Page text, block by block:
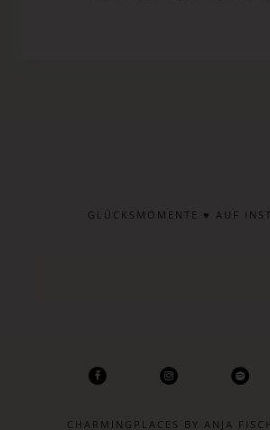
GLÜCKSMOMENTE ♥ AUF
CHARMINGPLACES BY ANJA